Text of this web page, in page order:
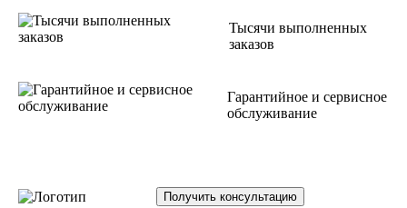
Тысячи выполненных
заказов
Гарантийное и сервисное
обслуживание
Получить консультацию